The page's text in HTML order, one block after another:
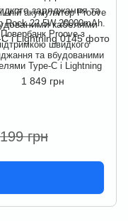
акумулятор Proove
Rock 22.5W 20000mAh.
Повербанк Proove з
швидкого
та вбудованими
Type-C і Lightning
1 849 грн
грн